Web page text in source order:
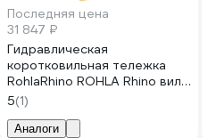
Последняя цена
31 847 ₽
Гидравлическая
коротковильная тележка
RohlaRhino ROHLA Rhino вилы
800 мм, грузоподъемность
2,5 т, колеса резиновые
RR80SRDP
5(1)
Аналоги